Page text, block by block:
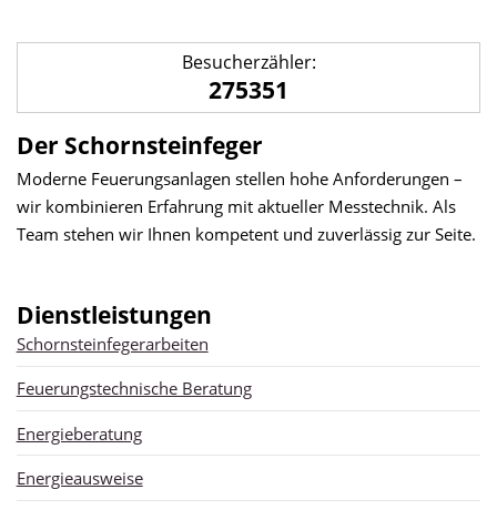
Besucherzähler:
275351
Der Schornsteinfeger
Moderne Feuerungsanlagen stellen hohe Anforderungen –
wir kombinieren Erfahrung mit aktueller Messtechnik. Als
Team stehen wir Ihnen kompetent und zuverlässig zur Seite.
Dienstleistungen
Schornsteinfegerarbeiten
Feuerungstechnische Beratung
Energieberatung
Energieausweise